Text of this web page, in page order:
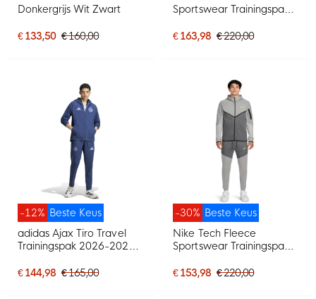
Donkergrijs Wit Zwart
€ 133,50 € 160,00
Sportswear Trainingspak
€ 163,98 € 220,00
Beste Keus
-12%
adidas Ajax Tiro Travel
Trainingspak 2026-2027
€ 144,98 € 165,00
Beste Keus
-30%
Nike Tech Fleece
Sportswear Trainingspak
€ 153,98 € 220,00